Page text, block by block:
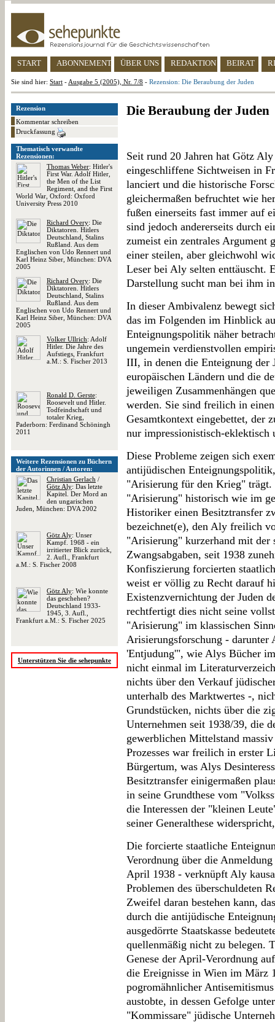
START ABONNEMENT ÜBER UNS REDAKTION BEIRAT
Sie sind hier: Start - Ausgabe 5 (2005), Nr. 7/8 - Rezension: Die Beraubung der Juden
Rezension
Kommentar schreiben
Druckfassung
Thematisch verwandte
Rezensionen:
Thomas Weber: Hitler's
First War. Adolf Hitler,
the Men of the List
Regiment, and the First
World War, Oxford: Oxford
University Press 2010
Richard Overy: Die
Diktatoren. Hitlers
Deutschland, Stalins
Rußland. Aus dem
Englischen von Udo Rennert und
Karl Heinz Siber, München: DVA
2005
Richard Overy: Die
Diktatoren. Hitlers
Deutschland, Stalins
Rußland. Aus dem
Englischen von Udo Rennert und
Karl Heinz Siber, München: DVA
2005
Volker Ullrich: Adolf
Hitler. Die Jahre des
Aufstiegs, Frankfurt
a.M.: S. Fischer 2013
Ronald D. Gerste:
Roosevelt und Hitler.
Todfeindschaft und
totaler Krieg,
Paderborn: Ferdinand Schöningh
2011
Weitere Rezensionen zu Büchern
der Autorinnen / Autoren:
Christian Gerlach /
Götz Aly: Das letzte
Kapitel. Der Mord an
den ungarischen
Juden, München: DVA 2002
Götz Aly: Unser
Kampf. 1968 - ein
irritierter Blick zurück,
2. Aufl., Frankfurt
a.M.: S. Fischer 2008
Götz Aly: Wie konnte
das geschehen?
Deutschland 1933-
1945, 3. Aufl.,
Frankfurt a.M.: S. Fischer 2025
Unterstützen Sie die sehepunkte
Die Beraubung der Juden
Seit rund 20 Jahren hat Götz
eingeschliffene Sichtweisen in
lanciert und die historische
gleichermaßen befruchtet wie
fußen einerseits fast immer auf
sind jedoch andererseits durch
zumeist ein zentrales Argument
einer steilen, aber gleichwohl
Leser bei Aly selten enttäuscht.
Darstellung sucht man bei ihm
In dieser Ambivalenz bewegt
das im Folgenden im Hinblick
Enteignungspolitik näher
ungemein verdienstvollen
III, in denen die Enteignung der
europäischen Ländern und die
jeweiligen Zusammenhängen
werden. Sie sind freilich in
Gesamtkontext eingebettet, der
nur impressionistisch-eklektisch
Diese Probleme zeigen sich
antijüdischen
"Arisierung für den Krieg"
"Arisierung" historisch wie im
Historiker einen Besitztransfer
bezeichnet(e), den Aly freilich
"Arisierung" kurzerhand mit der
Zwangsabgaben, seit 1938
Konfiszierung forcierten
weist er völlig zu Recht darauf
Existenzvernichtung der Juden
rechtfertigt dies nicht seine
"Arisierung" im klassischen
Arisierungsforschung -
'Entjudung'", wie Alys Bücher
nicht einmal im
nichts über den Verkauf
unterhalb des Marktwertes -,
Grundstücken, nichts über die
Unternehmen seit 1938/39, die
gewerblichen Mittelstand
Prozesses war freilich in erster
Bürgertum, was Alys
Besitztransfer einigermaßen
in seine Grundthese vom
die Interessen der "kleinen
seiner Generalthese
Die forcierte staatliche
Verordnung über die
April 1938 - verknüpft Aly
Problemen des überschuldeten
Zweifel daran bestehen kann,
durch die antijüdische
ausgedörrte Staatskasse
quellenmäßig nicht zu belegen.
Genese der April-Verordnung
die Ereignisse in Wien im März
pogromähnlicher
austobte, in dessen Gefolge
"Kommissare" jüdische